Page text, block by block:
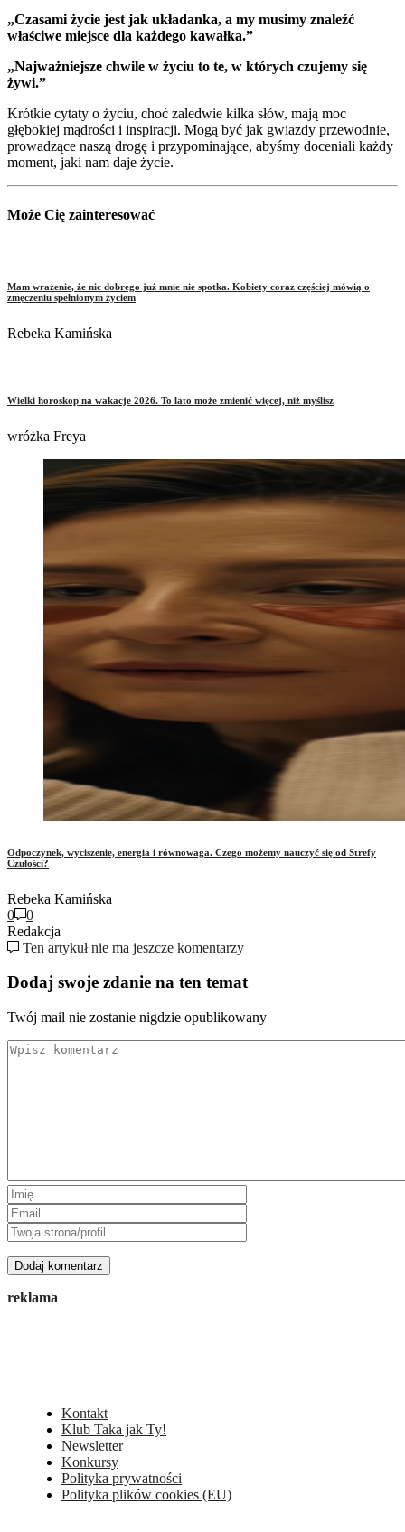
„Czasami życie jest jak układanka, a my musimy znaleźć
właściwe miejsce dla każdego kawałka.”
„Najważniejsze chwile w życiu to te, w których czujemy się
żywi.”
Krótkie cytaty o życiu, choć zaledwie kilka słów, mają moc
głębokiej mądrości i inspiracji. Mogą być jak gwiazdy przewodnie,
prowadzące naszą drogę i przypominające, abyśmy doceniali każdy
moment, jaki nam daje życie.
Może Cię zainteresować
Mam wrażenie, że nic dobrego już mnie nie spotka. Kobiety coraz częściej mówią o
zmęczeniu spełnionym życiem
Rebeka Kamińska
Wielki horoskop na wakacje 2026. To lato może zmienić więcej, niż myślisz
wróżka Freya
Odpoczynek, wyciszenie, energia i równowaga. Czego możemy nauczyć się od Strefy
Czułości?
Rebeka Kamińska
0
0
Redakcja
Ten artykuł nie ma jeszcze komentarzy
Dodaj swoje zdanie na ten temat
Twój mail nie zostanie nigdzie opublikowany
reklama
Kontakt
Klub Taka jak Ty!
Newsletter
Konkursy
Polityka prywatności
Polityka plików cookies (EU)